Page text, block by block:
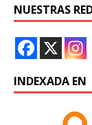
NUESTRAS
INDEXADA EN